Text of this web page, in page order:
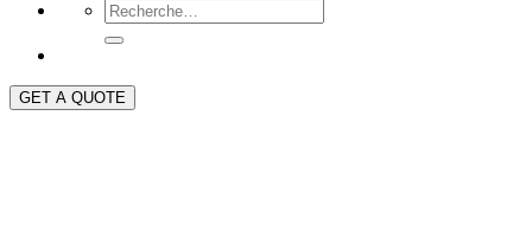
GET A QUOTE